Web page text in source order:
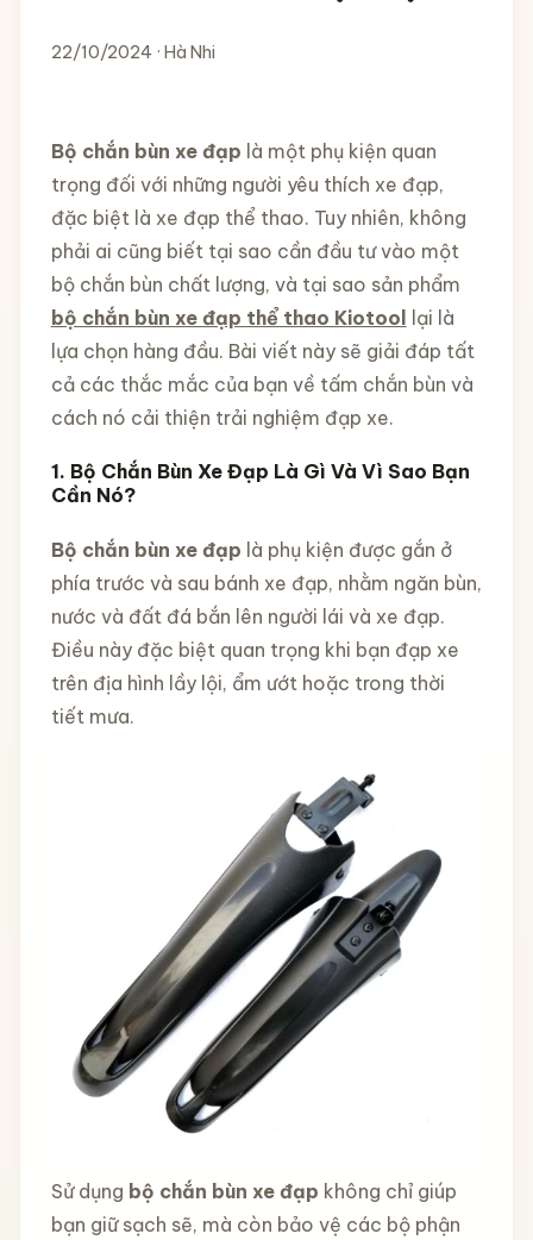
22/10/2024 · Hà Nhi
Bộ chắn bùn xe đạp là một phụ kiện quan
trọng đối với những người yêu thích xe đạp,
đặc biệt là xe đạp thể thao. Tuy nhiên, không
phải ai cũng biết tại sao cần đầu tư vào một
bộ chắn bùn chất lượng, và tại sao sản phẩm
bộ chắn bùn xe đạp thể thao Kiotool
lại là
lựa chọn hàng đầu. Bài viết này sẽ giải đáp tất
cả các thắc mắc của bạn về tấm chắn bùn và
cách nó cải thiện trải nghiệm đạp xe.
1. Bộ Chắn Bùn Xe Đạp Là Gì Và Vì Sao Bạn
Cần Nó?
Bộ chắn bùn xe đạp là phụ kiện được gắn ở
phía trước và sau bánh xe đạp, nhằm ngăn bùn,
nước và đất đá bắn lên người lái và xe đạp.
Điều này đặc biệt quan trọng khi bạn đạp xe
trên địa hình lầy lội, ẩm ướt hoặc trong thời
tiết mưa.
Sử dụng bộ chắn bùn xe đạp không chỉ giúp
bạn giữ sạch sẽ, mà còn bảo vệ các bộ phận